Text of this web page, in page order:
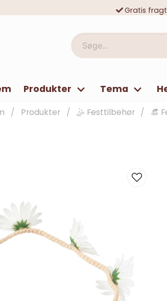
Gratis
Søge...
Produkter Tema
Produkter 🤹 Festtilbehør 👒